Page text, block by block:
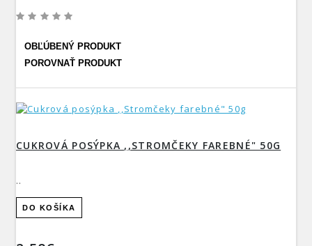
OBĽÚBENÝ PRODUKT
POROVNAŤ PRODUKT
CUKROVÁ POSÝPKA ,,STROMČEKY FAREBNÉ" 50G
..
DO KOŠÍKA